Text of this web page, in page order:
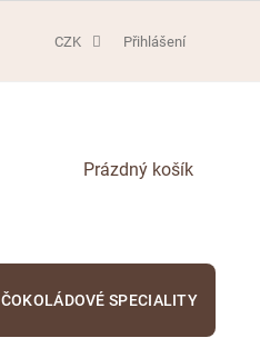
CZK Přihlášení
NÁKUPNÍ
ČOKOLÁDOVÉ SPECIALITY